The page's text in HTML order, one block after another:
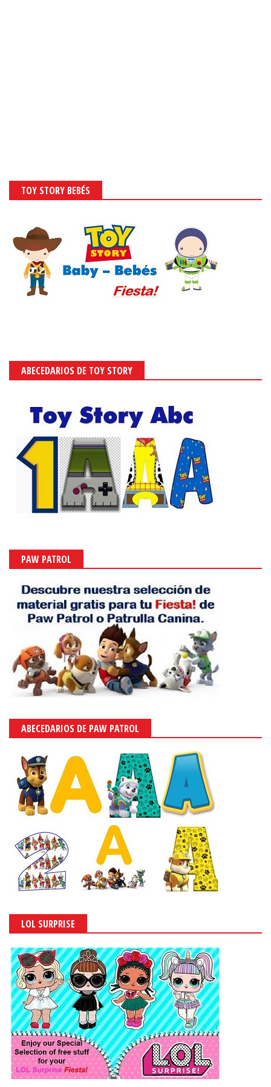
TOY STORY BEBÉS
ABECEDARIOS DE TOY STORY
PAW PATROL
ABECEDARIOS DE PAW PATROL
LOL SURPRISE